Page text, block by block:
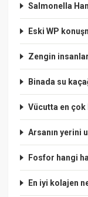
Salmonella
Eski WP
Zengin
Binada su
Vücutta en
Arsanın yerini
Fosfor hangi
En iyi kolajen